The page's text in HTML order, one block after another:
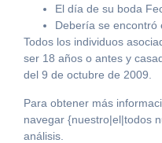
El día de su boda
Debería se encontró
Todos los individuos
ser 18 años o antes y
del 9 de octubre de 2009.
Para obtener más
navegar {nuestro|el|todos
análisis.